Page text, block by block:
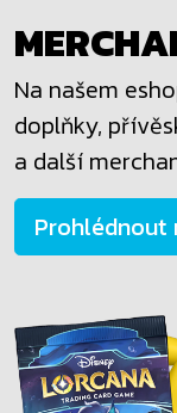
Na našem
doplňky,
a další
Prohlédnout